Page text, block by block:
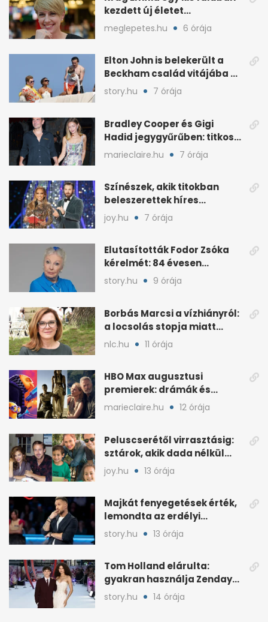
kezdett új életet
szakemberrel
meglepetes.hu 6 órája
Elton John is belekerült a
Beckham család vitájába a
francia Riviérán
story.hu 7 órája
Bradley Cooper és Gigi
Hadid jegygyűrűben: titkos
esküvő jöhet szóba
marieclaire.hu 7 órája
Színészek, akik titokban
beleszerettek híres
kollégájukba
joy.hu 7 órája
Elutasították Fodor Zsóka
kérelmét: 84 évesen
költöznie kell
story.hu 9 órája
Borbás Marcsi a vízhiányról:
a locsolás stopja miatt
támadják
nlc.hu 11 órája
HBO Max augusztusi
premierek: drámák és
családi filmek egy helyen
marieclaire.hu 12 órája
Peluscserétől virrasztásig:
sztárok, akik dada nélkül
nevelnek
joy.hu 13 órája
Majkát fenyegetések érték,
lemondta az erdélyi
koncertjét
story.hu 13 órája
Tom Holland elárulta:
gyakran használja Zendaya
drága arckrémeit
story.hu 14 órája